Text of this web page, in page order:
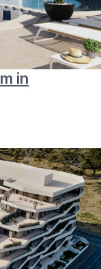
in